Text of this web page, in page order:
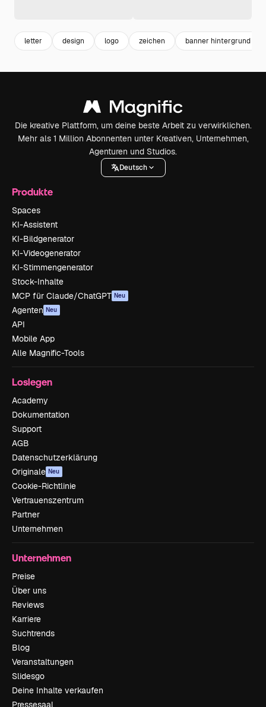
letter design logo zeichen banner hintergrund
Die kreative Plattform, um deine beste Arbeit zu verwirklichen.
Mehr als 1 Million Abonnenten unter Kreativen, Unternehmen,
Agenturen und Studios.
Deutsch
Produkte
Spaces
KI-Assistent
KI-Bildgenerator
KI-Videogenerator
KI-Stimmengenerator
Stock-Inhalte
MCP für Claude/ChatGPT Neu
Agenten Neu
API
Mobile App
Alle Magnific-Tools
Loslegen
Academy
Dokumentation
Support
AGB
Datenschutzerklärung
Originale Neu
Cookie-Richtlinie
Vertrauenszentrum
Partner
Unternehmen
Unternehmen
Preise
Über uns
Reviews
Karriere
Suchtrends
Blog
Veranstaltungen
Slidesgo
Deine Inhalte verkaufen
Pressesaal